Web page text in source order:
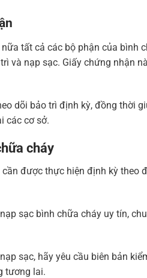
tất cả các bộ phận của bình
và nạp sạc. Giấy chứng nhận
dõi bảo trì định kỳ, đồng thời
các cơ sở.
cháy
được thực hiện định kỳ theo
sạc bình chữa cháy uy tín,
sạc, hãy yêu cầu biên bản
tương lai.